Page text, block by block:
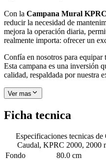
Con la Campana Mural
reducir la necesidad de
mejora la operación diaria,
realmente importa: ofrecer un
Confía en nosotros para
Esta campana es una inversión
calidad, respaldada por nuestra
Ver mas
Ficha tecnica
Especificaciones tecnicas de
Caudal, KPRC 2000, 2000
Fondo
80.0 cm